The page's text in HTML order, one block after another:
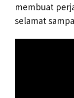
membuat
selamat